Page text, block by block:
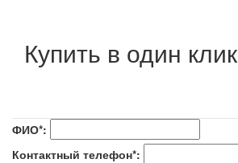
Купить в один клик
ФИО*:
Контактный телефон*: